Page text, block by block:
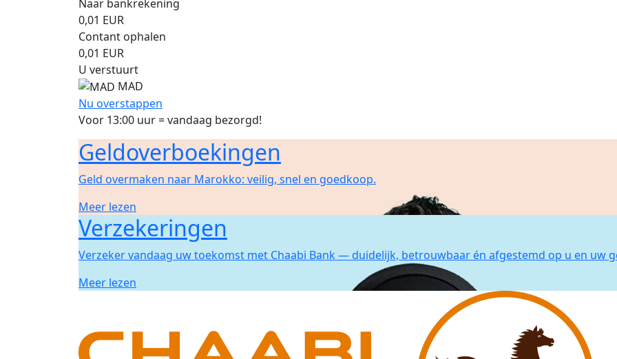
Naar bankrekening
0,01 EUR
Contant ophalen
0,01 EUR
U verstuurt
MAD
Nu overstappen
Voor 13:00 uur = vandaag bezorgd!
Geldoverboekingen
Geld overmaken naar Marokko: veilig, snel en goedkoop.
Meer lezen
Verzekeringen
Verzeker vandaag uw toekomst met Chaabi Bank — duidelijk, betrouwbaar én afgestemd op u en uw
Meer lezen